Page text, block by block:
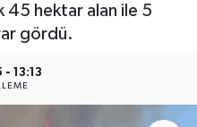
45 hektar alan ile 5
gördü.
- 13:13